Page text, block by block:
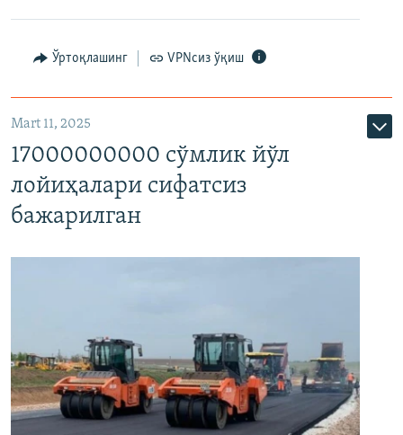
Ўртоқлашинг VPNсиз ўқиш
Mart 11, 2025
17000000000 сўмлик йўл
лойиҳалари сифатсиз
бажарилган